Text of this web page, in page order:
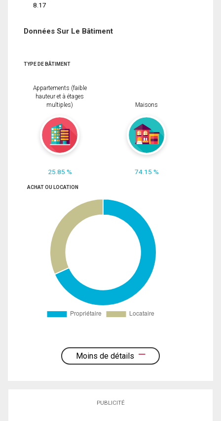
8.17
Données Sur Le Bâtiment
TYPE DE BÂTIMENT
Appartements (faible
hauteur et à étages
multiples)
25.85 %
Maisons
74.15 %
ACHAT OU LOCATION
Moins de détails
PUBLICITÉ